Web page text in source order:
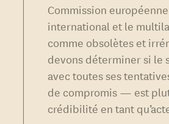
Commission
international et le
comme obsolètes et
devons déterminer si le
avec toutes ses
de compromis — est
crédibilité en tant